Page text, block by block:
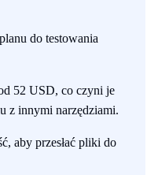
do testowania
52 USD, co czyni je
z innymi narzędziami.
aby przesłać pliki do